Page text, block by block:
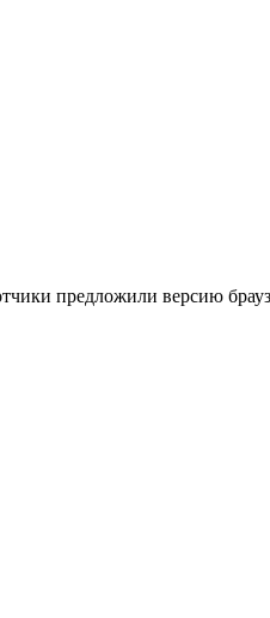
предложили версию